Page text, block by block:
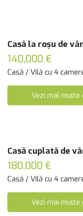
Casă la roșu de
140,000 €
Casă / Vilă cu 4
Vezi mai multe
Casă cuplată de
180,000 €
Casă / Vilă cu 4
Vezi mai multe